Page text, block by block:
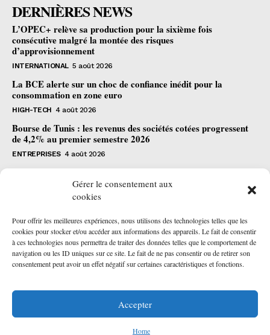
Gérer le consentement aux
cookies
Pour offrir les meilleures expériences, nous utilisons des technologies telles que les
cookies pour stocker et/ou accéder aux informations des appareils. Le fait de consentir
à ces technologies nous permettra de traiter des données telles que le comportement de
navigation ou les ID uniques sur ce site. Le fait de ne pas consentir ou de retirer son
consentement peut avoir un effet négatif sur certaines caractéristiques et fonctions.
Accepter
Home
DERNIÈRES NEWS
L’OPEC+ relève sa production pour la sixième fois
consécutive malgré la montée des risques
d’approvisionnement
INTERNATIONAL 5 août 2026
La BCE alerte sur un choc de confiance inédit pour la
consommation en zone euro
HIGH-TECH 4 août 2026
Bourse de Tunis : les revenus des sociétés cotées progressent
de 4,2% au premier semestre 2026
ENTREPRISES 4 août 2026
JE SOUSCRIS
© 2026 - AAKOM.DIGITAL. All Rights Reserved